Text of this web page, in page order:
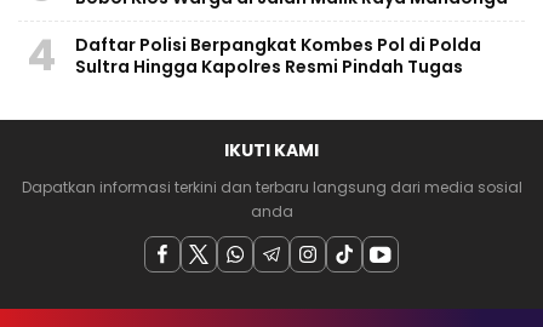
4
Daftar Polisi Berpangkat Kombes Pol di Polda
Sultra Hingga Kapolres Resmi Pindah Tugas
IKUTI KAMI
Dapatkan informasi terkini dan terbaru langsung dari media sosial
anda